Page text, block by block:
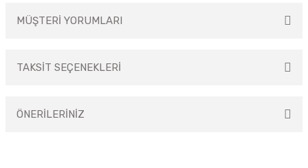
MÜŞTERİ YORUMLARI
TAKSİT SEÇENEKLERİ
ÖNERİLERİNİZ